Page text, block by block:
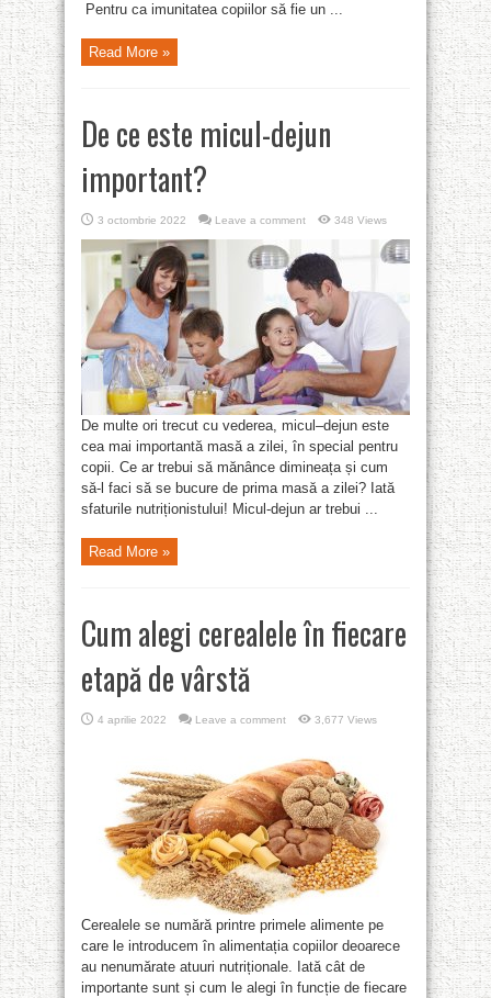
Pentru ca imunitatea copiilor să fie un ...
Read More »
De ce este micul-dejun
important?
3 octombrie 2022 Leave a comment 348 Views
De multe ori trecut cu vederea, micul–dejun este
cea mai importantă masă a zilei, în special pentru
copii. Ce ar trebui să mănânce dimineața și cum
să-l faci să se bucure de prima masă a zilei? Iată
sfaturile nutriționistului! Micul-dejun ar trebui ...
Read More »
Cum alegi cerealele în fiecare
etapă de vârstă
4 aprilie 2022 Leave a comment 3,677 Views
Cerealele se numără printre primele alimente pe
care le introducem în alimentația copiilor deoarece
au nenumărate atuuri nutriționale. Iată cât de
importante sunt și cum le alegi în funcție de fiecare